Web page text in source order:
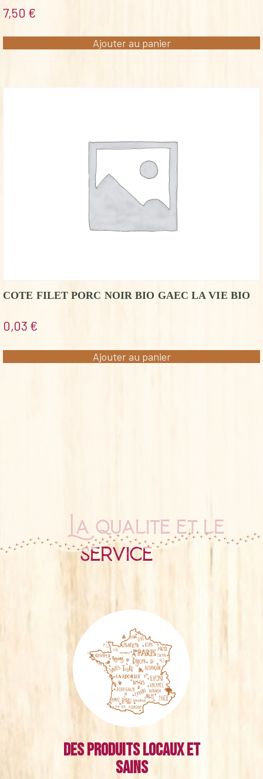
7,50 €
Ajouter au panier
COTE FILET PORC NOIR BIO GAEC LA VIE BIO
0,03 €
Ajouter au panier
La qualité et le
service
Des produits locaux et
sains